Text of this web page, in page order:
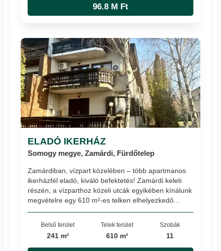
96.8 M Ft
ELADÓ IKERHÁZ
Somogy megye, Zamárdi, Fürdőtelep
Zamárdiban, vízpart közelében – több apartmanos
ikerházfél eladó, kiváló befektetés! Zamárdi keleti
részén, a vízparthoz közeli utcák egyikében kínálunk
megvételre egy 610 m²-es telken elhelyezkedő...
Belső terület
241 m²
Telek terület
610 m²
Szobák
11